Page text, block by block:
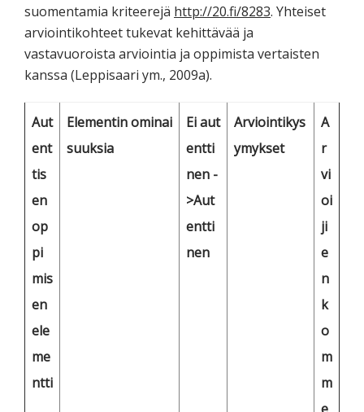
suomentamia kriteerejä http://20.fi/8283. Yhteiset
arviointikohteet tukevat kehittävää ja
vastavuoroista arviointia ja oppimista vertaisten
kanssa (Leppisaari ym., 2009a).
Aut
ent
tis
en
op
pi
mis
en
ele
me
ntti
Elementin ominai
suuksia
Ei aut
entti
nen -
>Aut
entti
nen
Arviointikys
ymykset
A
r
vi
oi
ji
e
n
k
o
m
m
e